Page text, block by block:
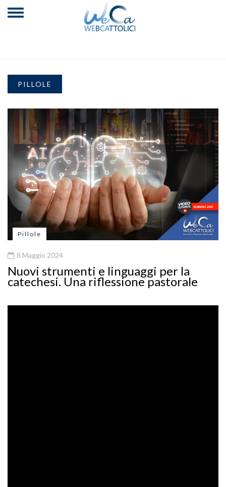
PILLOLE
Pillole
8 Maggio 2024
Nuovi strumenti e linguaggi per la
catechesi. Una riflessione pastorale